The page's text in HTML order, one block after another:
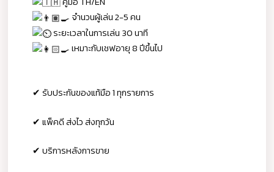
จำนวนผู้เล่น 2-5 คน
ระยะเวลาในการเล่น 30 นาที
เหมาะกับเชฟอายุ 8 ปีขึ้นไป
✔ รับประกันของแท้มือ 1 ทุกรายการ
✔ แพ็คดี ส่งไว ส่งทุกวัน
✔ บริการหลังการขาย